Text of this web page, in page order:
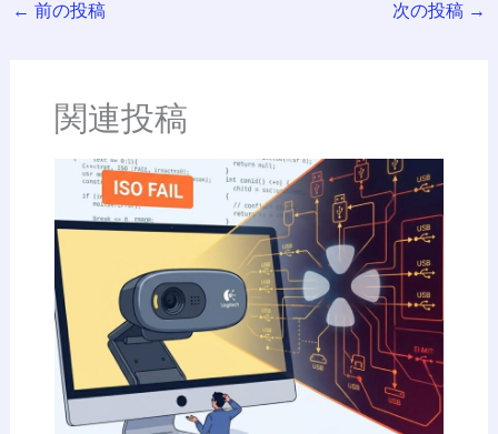
← 前の投稿 次の投稿 →
関連投稿